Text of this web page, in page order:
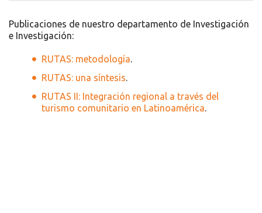
Publicaciones de nuestro departamento de Investigación
e Investigación:
RUTAS: metodología.
RUTAS: una síntesis.
RUTAS II: Integración regional a través del
turismo comunitario en Latinoamérica.